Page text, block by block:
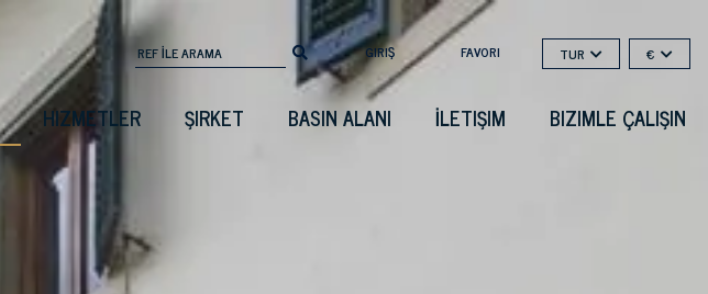
GIRIŞ FAVORI TUR €
HIZMETLER ŞIRKET BASIN ALANI İLETIŞIM BIZIMLE ÇALIŞIN